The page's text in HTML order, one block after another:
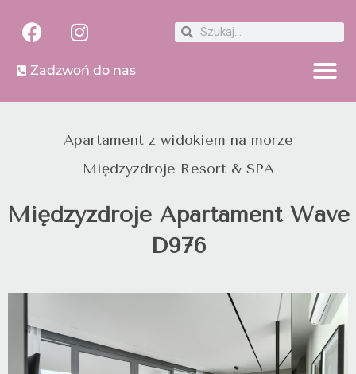
Zadzwoń do nas
Apartament z widokiem na morze
Międzyzdroje Resort & SPA
Międzyzdroje Apartament Wave
D976